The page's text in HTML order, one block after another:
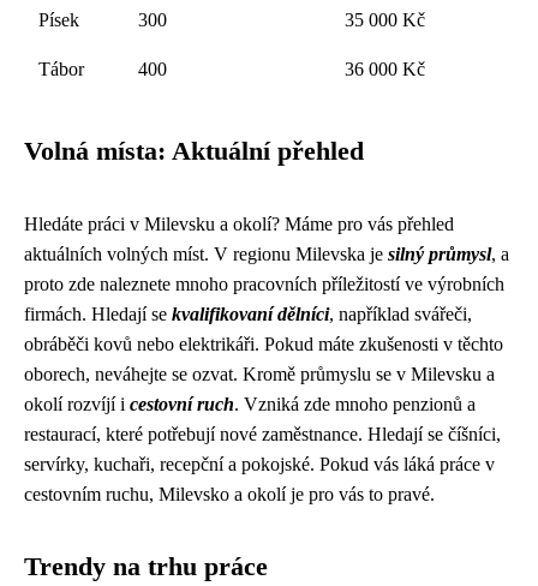
Písek 300 35 000 Kč
Tábor 400 36 000 Kč
Volná místa: Aktuální přehled
Hledáte práci v Milevsku a okolí? Máme pro vás přehled
aktuálních volných míst. V regionu Milevska je silný průmysl, a
proto zde naleznete mnoho pracovních příležitostí ve výrobních
firmách. Hledají se kvalifikovaní dělníci, například svářeči,
obráběči kovů nebo elektrikáři. Pokud máte zkušenosti v těchto
oborech, neváhejte se ozvat. Kromě průmyslu se v Milevsku a
okolí rozvíjí i cestovní ruch. Vzniká zde mnoho penzionů a
restaurací, které potřebují nové zaměstnance. Hledají se číšníci,
servírky, kuchaři, recepční a pokojské. Pokud vás láká práce v
cestovním ruchu, Milevsko a okolí je pro vás to pravé.
Trendy na trhu práce